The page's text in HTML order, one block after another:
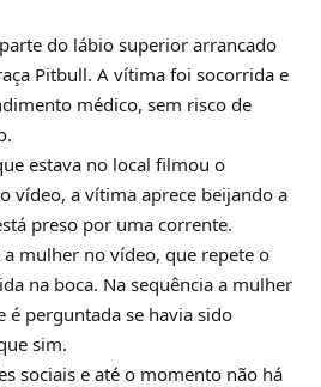
do lábio superior arrancado
Pitbull. A vítima foi socorrida e
médico, sem risco de
estava no local filmou o
vídeo, a vítima aprece beijando a
preso por uma corrente.
a mulher no vídeo, que repete o
na boca. Na sequência a mulher
é perguntada se havia sido
sim.
sociais e até o momento não há